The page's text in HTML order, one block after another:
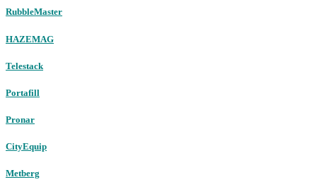
RubbleMaster
HAZEMAG
Telestack
Portafill
Pronar
CityEquip
Metberg